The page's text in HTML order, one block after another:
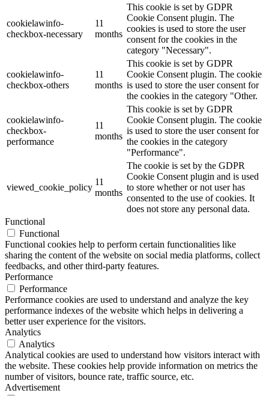
cookielawinfo-
checkbox-necessary
11
months
This cookie is set by GDPR
Cookie Consent plugin. The
cookies is used to store the user
consent for the cookies in the
category "Necessary".
cookielawinfo-
checkbox-others
11
months
This cookie is set by GDPR
Cookie Consent plugin. The cookie
is used to store the user consent for
the cookies in the category "Other.
cookielawinfo-
checkbox-
performance
11
months
This cookie is set by GDPR
Cookie Consent plugin. The cookie
is used to store the user consent for
the cookies in the category
"Performance".
viewed_cookie_policy
11
months
The cookie is set by the GDPR
Cookie Consent plugin and is used
to store whether or not user has
consented to the use of cookies. It
does not store any personal data.
Functional
Functional
Functional cookies help to perform certain functionalities like
sharing the content of the website on social media platforms, collect
feedbacks, and other third-party features.
Performance
Performance
Performance cookies are used to understand and analyze the key
performance indexes of the website which helps in delivering a
better user experience for the visitors.
Analytics
Analytics
Analytical cookies are used to understand how visitors interact with
the website. These cookies help provide information on metrics the
number of visitors, bounce rate, traffic source, etc.
Advertisement